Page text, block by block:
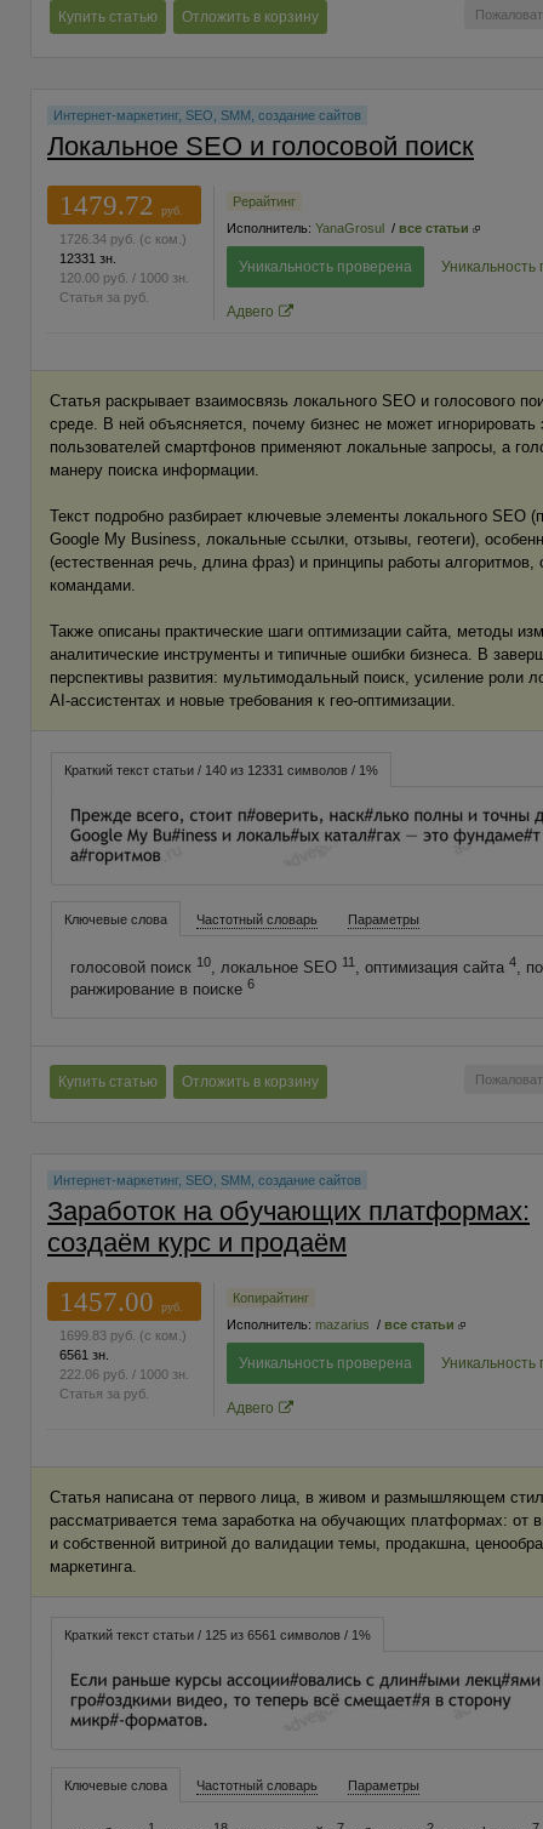
Купить статью Отложить в корзину
Интернет-маркетинг, SEO, SMM, создание сайтов
Локальное SEO и голосовой поиск
1479.72
руб.
1726.34 руб. (с ком.)
12331 зн.
120.00 руб. / 1000 зн.
Статья за руб.
Рерайтинг
Исполнитель: YanaGrosul / все статьи
Уникальность проверена Уникальность
Адвего
Статья раскрывает взаимосвязь локального SEO и голосового
среде. В ней объясняется, почему бизнес не может
пользователей смартфонов применяют локальные запросы, а
манеру поиска информации.
Текст подробно разбирает ключевые элементы локального SEO
Google My Business, локальные ссылки, отзывы, геотеги),
(естественная речь, длина фраз) и принципы работы
командами.
Также описаны практические шаги оптимизации сайта, методы
аналитические инструменты и типичные ошибки бизнеса. В
перспективы развития: мультимодальный поиск, усиление роли
AI‑ассистентах и новые требования к гео‑оптимизации.
Краткий текст статьи / 140 из 12331 символов / 1%
Ключевые слова Частотный словарь Параметры
голосовой поиск 10, локальное SEO 11, оптимизация сайта 4,
ранжирование в поиске 6
Купить статью Отложить в корзину
Интернет-маркетинг, SEO, SMM, создание сайтов
Заработок на обучающих платформах:
создаём курс и продаём
1457.00
руб.
1699.83 руб. (с ком.)
6561 зн.
222.06 руб. / 1000 зн.
Статья за руб.
Копирайтинг
Исполнитель: mazarius / все статьи
Уникальность проверена Уникальность
Адвего
Статья написана от первого лица, в живом и размышляющем
рассматривается тема заработка на обучающих платформах: от
и собственной витриной до валидации темы, продакшна,
маркетинга.
Краткий текст статьи / 125 из 6561 символов / 1%
Ключевые слова Частотный словарь Параметры